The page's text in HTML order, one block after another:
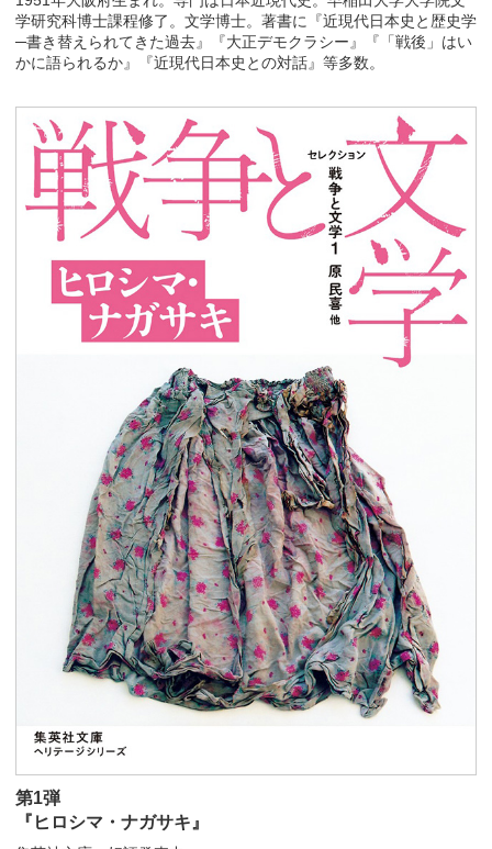
学研究科博士課程修了。文学博士。著書に『近現代日本史と歴史学
─書き替えられてきた過去』『大正デモクラシー』『「戦後」はい
かに語られるか』『近現代日本史との対話』等多数。
第1弾
『ヒロシマ・ナガサキ』